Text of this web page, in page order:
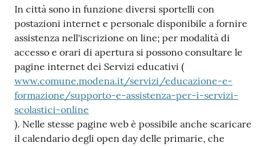
In città sono in funzione diversi sportelli con
postazioni internet e personale disponibile a fornire
assistenza nell'iscrizione on line; per modalità di
accesso e orari di apertura si possono consultare le
pagine internet dei Servizi educativi (
www.comune.modena.it/servizi/educazione-e-
formazione/supporto-e-assistenza-per-i-servizi-
scolastici-online
). Nelle stesse pagine web è possibile anche scaricare
il calendario degli open day delle primarie, che